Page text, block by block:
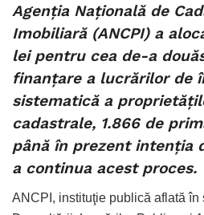
Agenţia Naţională de
Imobiliară (ANCPI) a
lei pentru cea de-a
finanţare a lucrărilor de
sistematică a
cadastrale, 1.866 de
până în prezent intenţia
a continua acest proces.
ANCPI, instituţie publică aflată